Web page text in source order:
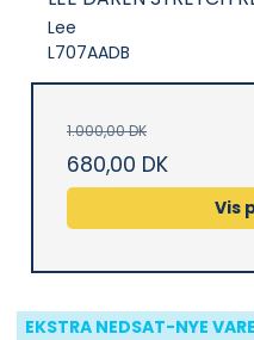
Lee
L707AADB
1.000,00 DK
680,00 DK
Vis
EKSTRA NEDSAT-NYE